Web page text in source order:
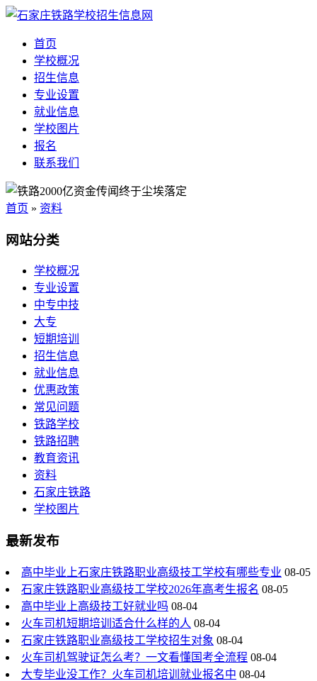
首页
学校概况
招生信息
专业设置
就业信息
学校图片
报名
联系我们
首页 » 资料
网站分类
学校概况
专业设置
中专中技
大专
短期培训
招生信息
就业信息
优惠政策
常见问题
铁路学校
铁路招聘
教育资讯
资料
石家庄铁路
学校图片
最新发布
高中毕业上石家庄铁路职业高级技工学校有哪些专业 08-05
石家庄铁路职业高级技工学校2026年高考生报名 08-05
高中毕业上高级技工好就业吗 08-04
火车司机短期培训适合什么样的人 08-04
石家庄铁路职业高级技工学校招生对象 08-04
火车司机驾驶证怎么考？一文看懂国考全流程 08-04
大专毕业没工作？火车司机培训就业报名中 08-04